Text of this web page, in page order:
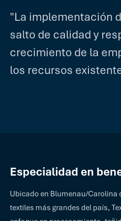
"La implementación
salto de calidad y
crecimiento de la
los recursos
Especialidad en
Ubicado en Blumenau/Carolina
textiles más grandes del país,